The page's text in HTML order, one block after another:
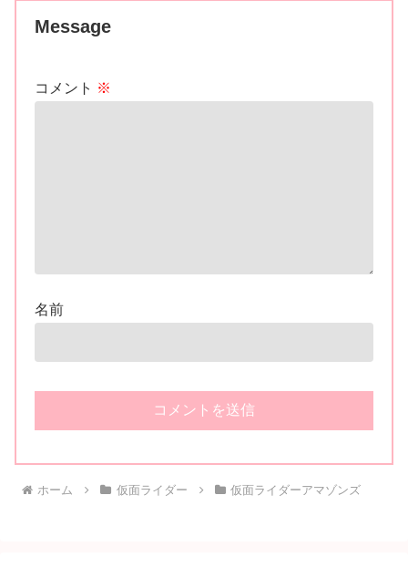
Message
コメント ※
名前
ホーム 仮面ライダー 仮面ライダーアマゾンズ